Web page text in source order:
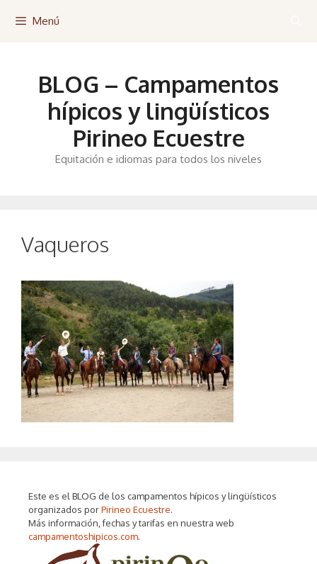
Menú
BLOG – Campamentos
hípicos y lingüísticos
Pirineo Ecuestre
Equitación e idiomas para todos los niveles
Vaqueros
Este es el BLOG de los campamentos hípicos y lingüísticos
organizados porPirineo Ecuestre.
Más información, fechas y tarifas en nuestra web
campamentoshipicos.com.